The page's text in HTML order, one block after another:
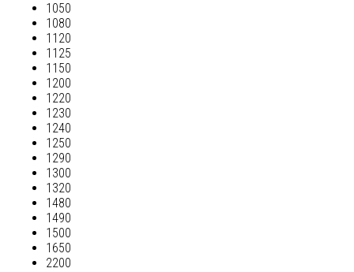
1050
1080
1120
1125
1150
1200
1220
1230
1240
1250
1290
1300
1320
1480
1490
1500
1650
2200